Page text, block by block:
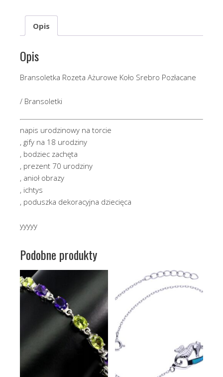
Opis
Opis
Bransoletka Rozeta Ażurowe Koło Srebro Pozłacane
/ Bransoletki
napis urodzinowy na torcie
, gify na 18 urodziny
, bodziec zachęta
, prezent 70 urodziny
, anioł obrazy
, ichtys
, poduszka dekoracyjna dziecięca
yyyyy
Podobne produkty